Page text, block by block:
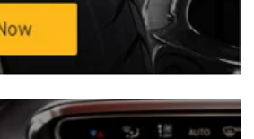
Độ Xe Ô Tô Sinh Cần ThơĐc: 333D/11
Nguyễn Văn Linh, KV3, P. An Khánh ,
Q.Ninh Kiều, Tp Cần Thơ(Cặp vách BV Đa